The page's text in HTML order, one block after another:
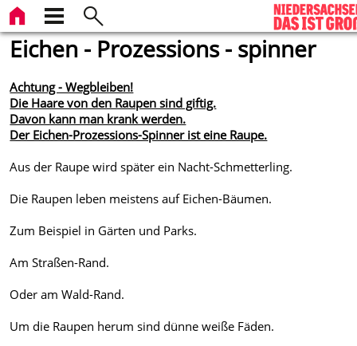
Eichen - Prozessions - spinner
Achtung - Wegbleiben!
Die Haare von den Raupen sind giftig.
Davon kann man krank werden.
Der Eichen-Prozessions-Spinner ist eine Raupe.
Aus der Raupe wird später ein Nacht-Schmetterling.
Die Raupen leben meistens auf Eichen-Bäumen.
Zum Beispiel in Gärten und Parks.
Am Straßen-Rand.
Oder am Wald-Rand.
Um die Raupen herum sind dünne weiße Fäden.